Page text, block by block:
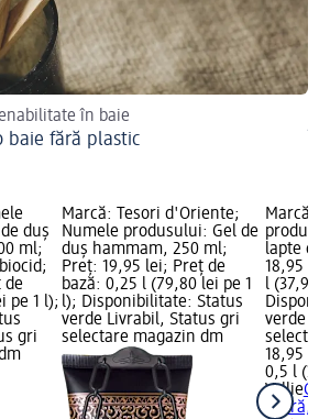
în baie
baie fără plastic
duș
ml;
de
pe 1 l);
gri
Marcă: Tesori d'Oriente;
Numele produsului: Gel de
duș hammam, 250 ml;
Preț: 19,95 lei; Preț de
bază: 0,25 l (79,80 lei pe 1
l); Disponibilitate: Status
verde Livrabil, Status gri
selectare magazin dm
Marcă:
lapte
18,95
l (37,90
verde
18,95 lei
0,5 l
Vellie
capră,